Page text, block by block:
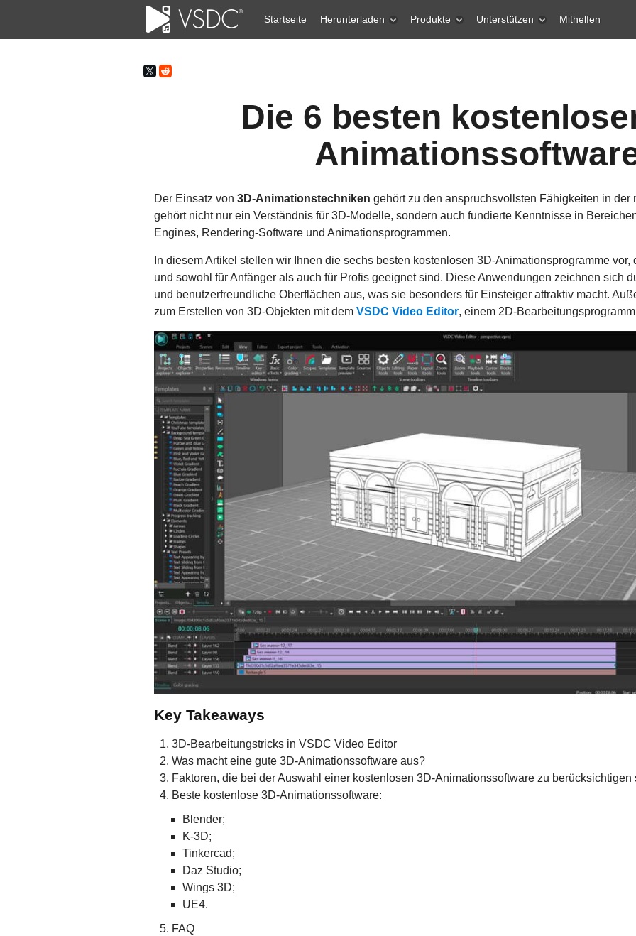
Startseite Herunterladen Produkte Unterstützen Mithelfen
Die 6 besten
Der Einsatz von 3D-Animationstechniken gehört zu den anspruchsvollsten Fähigkeiten in der
gehört nicht nur ein Verständnis für 3D-Modelle, sondern auch fundierte Kenntnisse in
Engines, Rendering-Software und Animationsprogrammen.
In diesem Artikel stellen wir Ihnen die sechs besten kostenlosen 3D-Animationsprogramme
und sowohl für Anfänger als auch für Profis geeignet sind. Diese Anwendungen zeichnen sich
und benutzerfreundliche Oberflächen aus, was sie besonders für Einsteiger attraktiv macht.
zum Erstellen von 3D-Objekten mit dem VSDC Video Editor, einem 2D-
Key Takeaways
3D-Bearbeitungstricks in VSDC Video Editor
Was macht eine gute 3D-Animationssoftware aus?
Faktoren, die bei der Auswahl einer kostenlosen 3D-Animationssoftware zu berücksichtigen
Beste kostenlose 3D-Animationssoftware:
Blender;
K-3D;
Tinkercad;
Daz Studio;
Wings 3D;
UE4.
FAQ